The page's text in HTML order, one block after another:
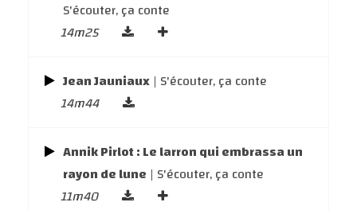
S'écouter, ça conte
14m25
Jean Jauniaux | S'écouter, ça conte
14m44
Annik Pirlot : Le larron qui embrassa un
rayon de lune | S'écouter, ça conte
11m40